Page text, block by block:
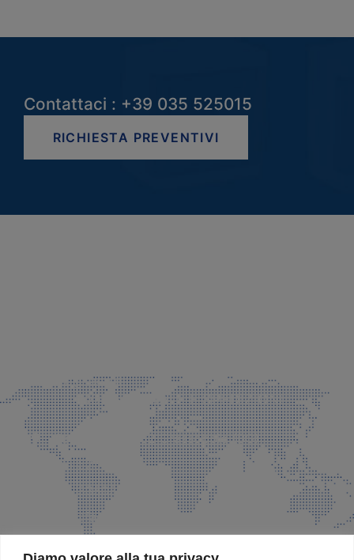
Contattaci : +39 035 525015
RICHIESTA PREVENTIVI
info@faeg.it
COMMERCIALE E SPEDIZIONI
Via Padre Elzi, 32 Grassobbio (BG)
035 525015
035 335037
info@faeg.it
SITE MAP